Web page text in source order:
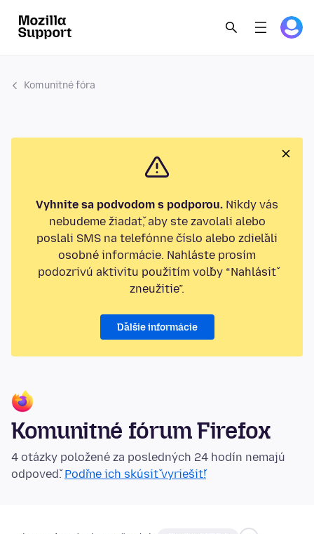
Komunitné fóra
Vyhnite sa podvodom s podporou. Nikdy vás
nebudeme žiadať, aby ste zavolali alebo
poslali SMS na telefónne číslo alebo zdieľali
osobné informácie. Nahláste prosím
podozrivú aktivitu použitím voľby “Nahlásiť
zneužitie”.
Ďalšie informácie
Komunitné fórum Firefox
4 otázky položené za posledných 24 hodín nemajú
odpoveď.Poďme ich skúsiť vyriešiť!